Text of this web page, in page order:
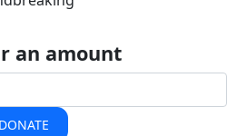
an amount
DONATE